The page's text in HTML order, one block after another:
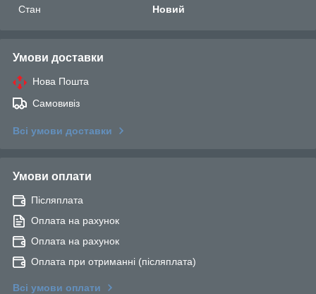
Стан
Новий
Умови доставки
Нова Пошта
Самовивіз
Всі умови доставки
Умови оплати
Післяплата
Оплата на рахунок
Оплата на рахунок
Оплата при отриманні (післяплата)
Всі умови оплати